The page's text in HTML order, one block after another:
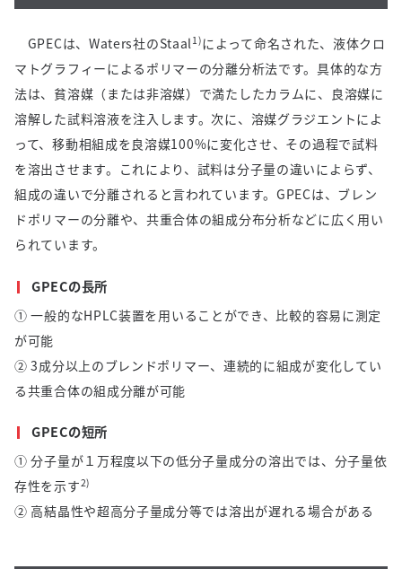
GPECは、 Waters社のStaal1)によって命名された、液体クロ
マトグラフィーによるポリマーの分離分析法です。具体的な方
法は、貧溶媒（または非溶媒）で満たしたカラムに、良溶媒に
溶解した試料溶液を注入します。次に、溶媒グラジエントによ
って、移動相組成を良溶媒100%に変化させ、その過程で試料
を溶出させます。これにより、試料は分子量の違いによらず、
組成の違いで分離されると言われています。 GPECは、ブレン
ドポリマーの分離や、共重合体の組成分布分析などに広く用い
られています。
GPECの長所
① 一般的なHPLC装置を用いることができ、比較的容易に測定
が可能
② 3成分以上のブレンドポリマー、連続的に組成が変化してい
る共重合体の組成分離が可能
GPECの短所
① 分子量が１万程度以下の低分子量成分の溶出では、分子量依
存性を示す2)
② 高結晶性や超高分子量成分等では溶出が遅れる場合がある